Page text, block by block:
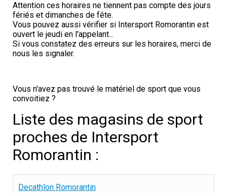
Attention ces horaires ne tiennent pas compte des jours
fériés et dimanches de fête.
Vous pouvez aussi vérifier si Intersport Romorantin est
ouvert le jeudi en l'appelant...
Si vous constatez des erreurs sur les horaires, merci de
nous les signaler.
Vous n'avez pas trouvé le matériel de sport que vous
convoitiez ?
Liste des magasins de sport
proches de Intersport
Romorantin :
Decathlon Romorantin